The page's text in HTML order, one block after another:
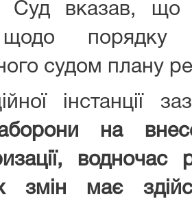
Суд вказав, що
щодо
судом плану
інстанції
на
змін має